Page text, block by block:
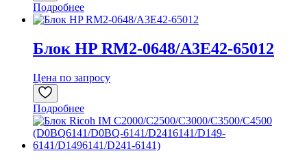
Подробнее
Блок HP RM2-0648/A3E42-65012
Цена по запросу
Подробнее